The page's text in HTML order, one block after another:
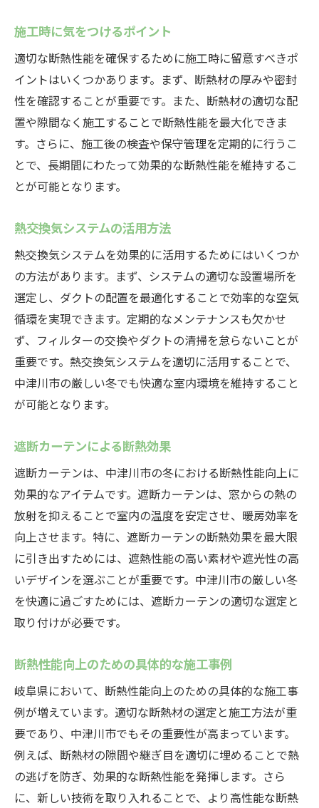
施工時に気をつけるポイント
適切な断熱性能を確保するために施工時に留意すべきポ
イントはいくつかあります。まず、断熱材の厚みや密封
性を確認することが重要です。また、断熱材の適切な配
置や隙間なく施工することで断熱性能を最大化できま
す。さらに、施工後の検査や保守管理を定期的に行うこ
とで、長期間にわたって効果的な断熱性能を維持するこ
とが可能となります。
熱交換気システムの活用方法
熱交換気システムを効果的に活用するためにはいくつか
の方法があります。まず、システムの適切な設置場所を
選定し、ダクトの配置を最適化することで効率的な空気
循環を実現できます。定期的なメンテナンスも欠かせ
ず、フィルターの交換やダクトの清掃を怠らないことが
重要です。熱交換気システムを適切に活用することで、
中津川市の厳しい冬でも快適な室内環境を維持すること
が可能となります。
遮断カーテンによる断熱効果
遮断カーテンは、中津川市の冬における断熱性能向上に
効果的なアイテムです。遮断カーテンは、窓からの熱の
放射を抑えることで室内の温度を安定させ、暖房効率を
向上させます。特に、遮断カーテンの断熱効果を最大限
に引き出すためには、遮熱性能の高い素材や遮光性の高
いデザインを選ぶことが重要です。中津川市の厳しい冬
を快適に過ごすためには、遮断カーテンの適切な選定と
取り付けが必要です。
断熱性能向上のための具体的な施工事例
岐阜県において、断熱性能向上のための具体的な施工事
例が増えています。適切な断熱材の選定と施工方法が重
要であり、中津川市でもその重要性が高まっています。
例えば、断熱材の隙間や継ぎ目を適切に埋めることで熱
の逃げを防ぎ、効果的な断熱性能を発揮します。さら
に、新しい技術を取り入れることで、より高性能な断熱